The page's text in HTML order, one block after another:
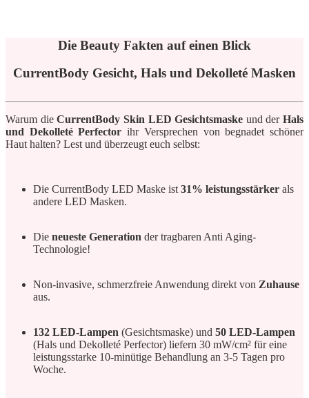
Die Beauty Fakten auf einen Blick
CurrentBody Gesicht, Hals und Dekolleté Masken
Warum dieCurrentBody Skin LED Gesichtsmaske und der Hals
und Dekolleté Perfector ihr Versprechen von begnadet schöner
Haut halten? Lest und überzeugt euch selbst:
Die CurrentBody LED Maske ist 31% leistungsstärker als
andere LED Masken.
Die neueste Generation der tragbaren Anti Aging-
Technologie!
Non-invasive, schmerzfreie Anwendung direkt von Zuhause
aus.
132 LED-Lampen (Gesichtsmaske) und 50 LED-Lampen
(Hals und Dekolleté Perfector) liefern 30 mW/cm² für eine
leistungsstarke 10-minütige Behandlung an 3-5 Tagen pro
Woche.